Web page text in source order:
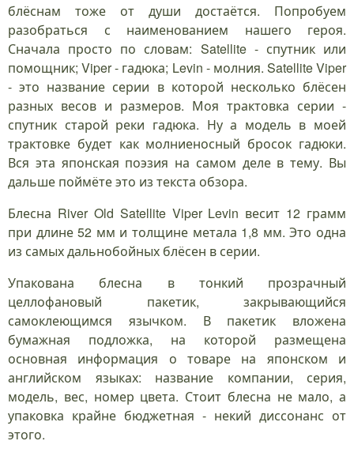
блёснам тоже от души достаётся. Попробуем
разобраться с наименованием нашего героя.
Сначала просто по словам: Satellite - спутник или
помощник; Viper - гадюка; Levin - молния. Satellite Viper
- это название серии в которой несколько блёсен
разных весов и размеров. Моя трактовка серии -
спутник старой реки гадюка. Ну а модель в моей
трактовке будет как молниеносный бросок гадюки.
Вся эта японская поэзия на самом деле в тему. Вы
дальше поймёте это из текста обзора.
Блесна River Old Satellite Viper Levin весит 12 грамм
при длине 52 мм и толщине метала 1,8 мм. Это одна
из самых дальнобойных блёсен в серии.
Упакована блесна в тонкий прозрачный
целлофановый пакетик, закрывающийся
самоклеющимся язычком. В пакетик вложена
бумажная подложка, на которой размещена
основная информация о товаре на японском и
английском языках: название компании, серия,
модель, вес, номер цвета. Стоит блесна не мало, а
упаковка крайне бюджетная - некий диссонанс от
этого.